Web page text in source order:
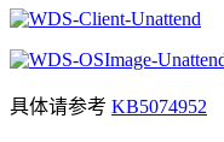
具体请参考 KB5074952